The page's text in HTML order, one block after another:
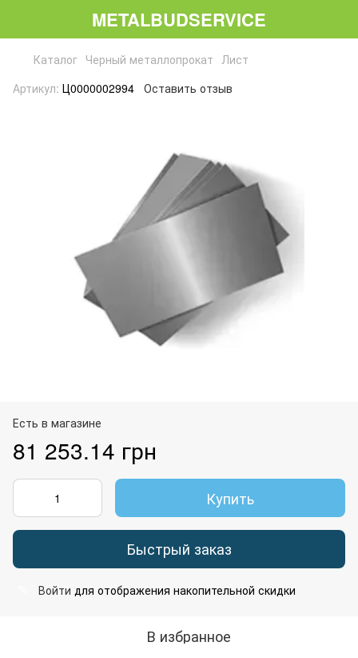
METALBUDSERVICE
Каталог Черный металлопрокат Лист
Артикул: Ц0000002994 Оставить отзыв
Есть в магазине
81 253.14 грн
Купить
Быстрый заказ
Войти для отображения накопительной скидки
В избранное